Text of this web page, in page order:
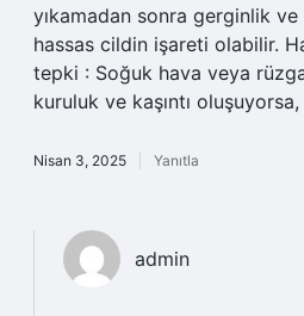
yıkamadan sonra gerginlik
hassas cildin işareti olabilir.
tepki : Soğuk hava veya
kuruluk ve kaşıntı
Nisan 3, 2025 Yanıtla
admin